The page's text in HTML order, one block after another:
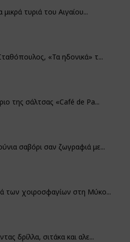
μικρά τυριά του Αιγαίου...
«Τα ηδονικά» τ...
της σάλτσας «Café de Pa...
σαβόρι σαν ζωγραφιά με...
των χοιροσφαγίων στη Μύκο...
δρίλλα, σιτάκα και αλε...